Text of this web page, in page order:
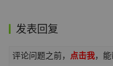
发表回复
评论问题之前， 点击我，